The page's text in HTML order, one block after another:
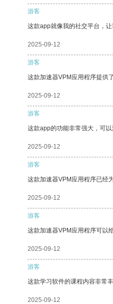
游客
这款app就像我的社交平台，
2025-09-12
游客
这款加速器VPM应用程序提供
2025-09-12
游客
这款app的功能非常强大，可
2025-09-12
游客
这款加速器VPM应用程序已经
2025-09-12
游客
这款加速器VPM应用程序可以
2025-09-12
游客
这款学习软件的课程内容非常
2025-09-12